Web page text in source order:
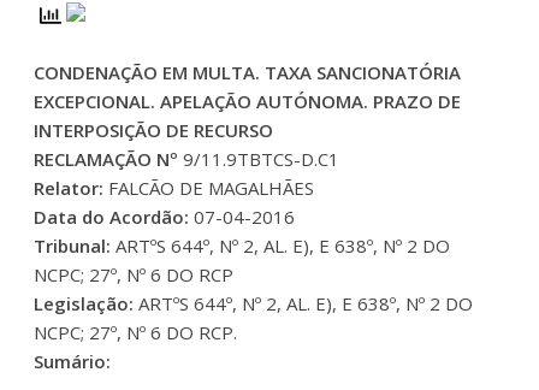
CONDENAÇÃO EM MULTA. TAXA SANCIONATÓRIA
EXCEPCIONAL. APELAÇÃO AUTÓNOMA. PRAZO DE
INTERPOSIÇÃO DE RECURSO
RECLAMAÇÃO Nº9/11.9TBTCS-D.C1
Relator: FALCÃO DE MAGALHÃES
Data do Acordão: 07-04-2016
Tribunal: ARTºS 644º, Nº 2, AL. E), E 638º, Nº 2 DO
NCPC; 27º, Nº 6 DO RCP
Legislação:ARTºS 644º, Nº 2, AL. E), E 638º, Nº 2 DO
NCPC; 27º, Nº 6 DO RCP.
Sumário: